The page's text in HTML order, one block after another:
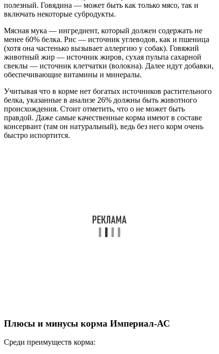
полезный. Говядина — может быть как только мясо, так и
включать некоторые субродукты.
Мясная мука — ингредиент, который должен содержать не
менее 60% белка. Рис — источник углеводов, как и пшеница
(хотя она частенько вызывает аллергию у собак). Говяжий
животный жир — источник жиров, сухая пульпа сахарной
свеклы — источник клетчатки (волокна). Далее идут добавки,
обеспечивающие витамины и минералы.
Учитывая что в корме нет богатых источников растительного
белка, указанные в анализе 26% должны быть животного
происхождения. Стоит отметить, что о не может быть
правдой. Даже самые качественные корма имеют в составе
консервант (там он натуральный), ведь без него корм очень
быстро испортится.
Плюсы и минусы корма Империал-АС
Среди преимуществ корма: